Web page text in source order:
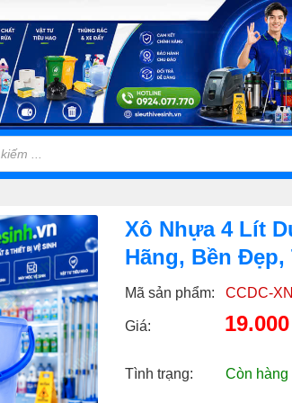
Xô Nhựa 4 Lít
Hãng, Bền Đẹp,
Mã sản phẩm: CCDC-
Giá: 19.000
Tình trạng: Còn hàng